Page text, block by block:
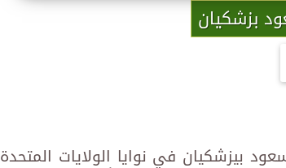
بزشكيان
بيزشكيان في نوايا الولايات المتحدة